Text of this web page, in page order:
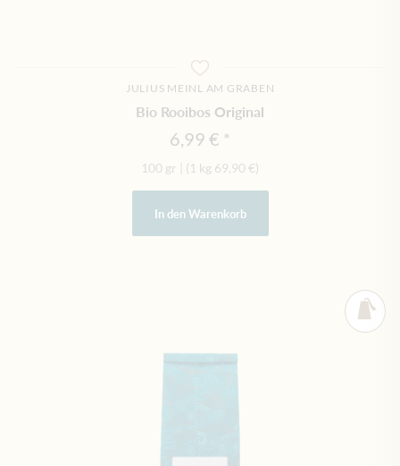
JULIUS MEINL AM GRABEN
Bio Rooibos Original
6,99 €
100 gr (1 kg 69,90 €)
In den Warenkorb